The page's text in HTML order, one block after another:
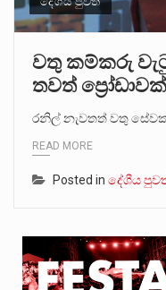
වතු කම්කරු
තවත් ප්‍රෝඩාවක්
රනිල් නැවතත් වතු
READ MORE
Posted in දේශීය